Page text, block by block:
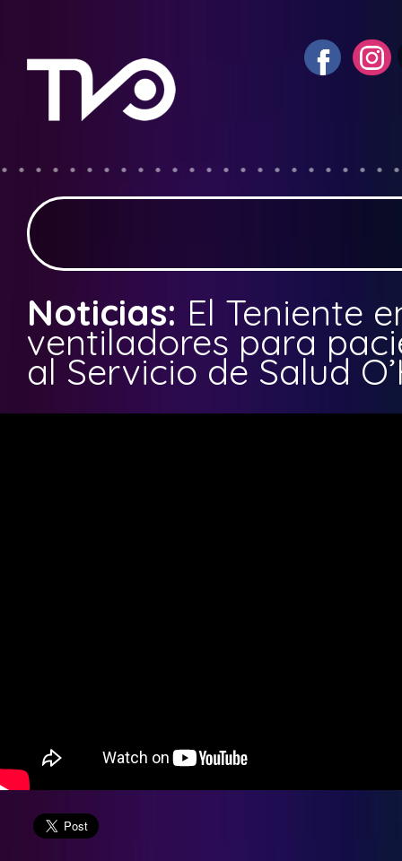
Noticias: El Teniente
ventiladores para
al Servicio de Salud